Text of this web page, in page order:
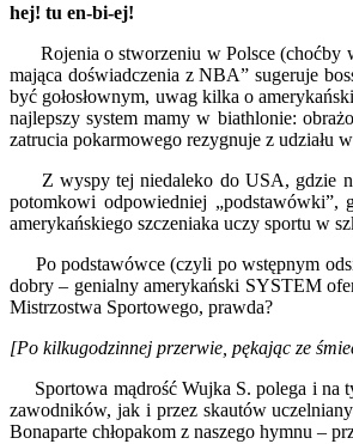
hej! tu en-bi-ej!
Rojenia o stworzeniu w Polsce (choćby
mająca doświadczenia z NBA” sugeruje
być gołosłownym, uwag kilka o
najlepszy system mamy w biathlonie:
zatrucia pokarmowego rezygnuje z udziału
Z wyspy tej niedaleko do USA, gdzie nie
potomkowi odpowiedniej
amerykańskiego szczeniaka uczy sportu w
Po podstawówce (czyli po wstępnym
dobry – genialny amerykański SYSTEM
Mistrzostwa Sportowego, prawda?
[Po kilkugodzinnej przerwie, pękając ze
Sportowa mądrość Wujka S. polega i na
zawodników, jak i przez skautów
Bonaparte chłopakom z naszego hymnu –